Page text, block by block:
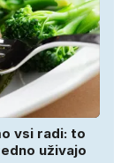
vsi radi: to
uživajo